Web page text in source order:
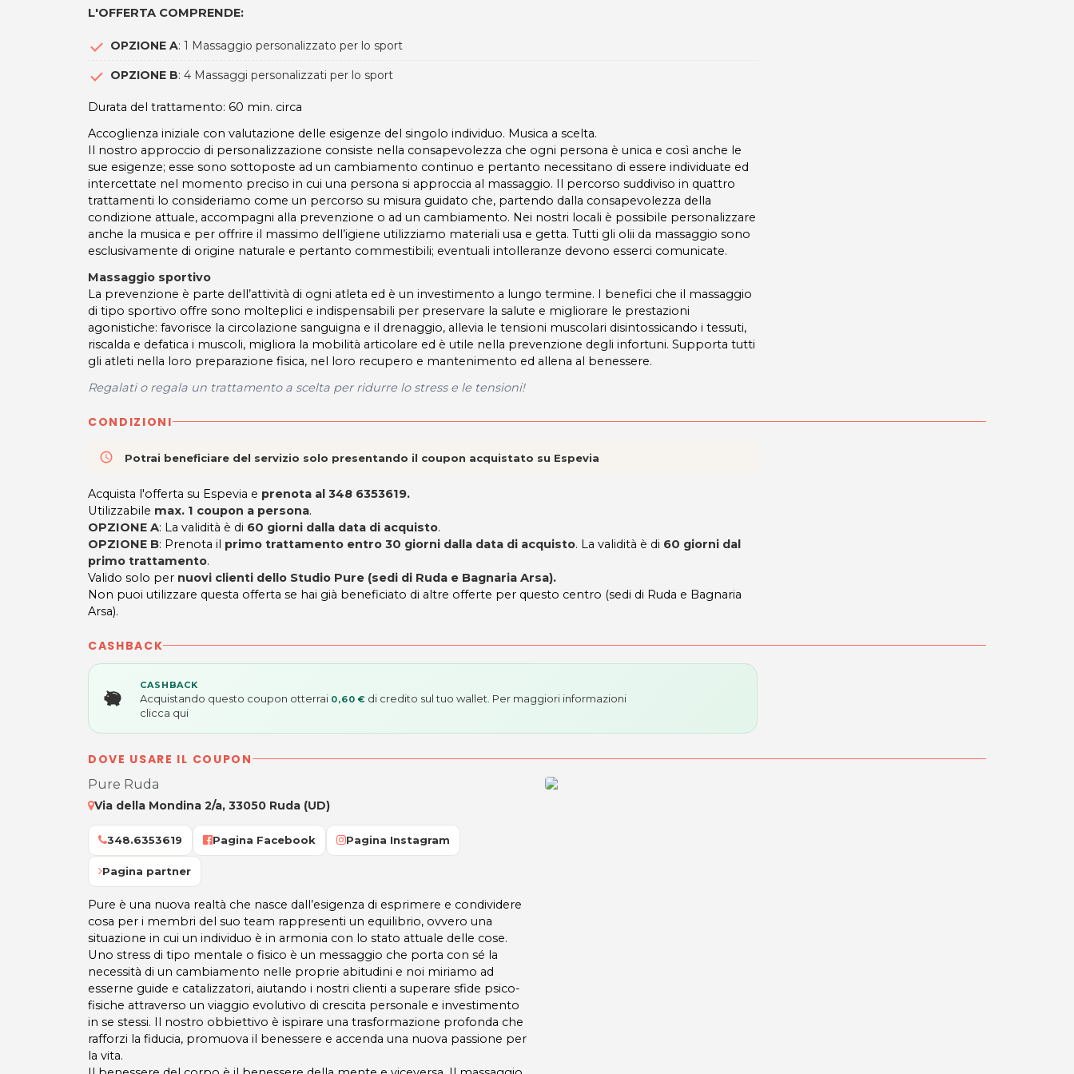
L'OFFERTA COMPRENDE:
OPZIONE A: 1 Massaggio personalizzato per lo sport
OPZIONE B: 4 Massaggi personalizzati per lo sport
Durata del trattamento: 60 min. circa
Accoglienza iniziale con valutazione delle esigenze del singolo individuo. Musica a scelta.
Il nostro approccio di personalizzazione consiste nella consapevolezza che ogni persona è unica e così anche le
sue esigenze; esse sono sottoposte ad un cambiamento continuo e pertanto necessitano di essere individuate ed
intercettate nel momento preciso in cui una persona si approccia al massaggio. Il percorso suddiviso in quattro
trattamenti lo consideriamo come un percorso su misura guidato che, partendo dalla consapevolezza della
condizione attuale, accompagni alla prevenzione o ad un cambiamento. Nei nostri locali è possibile personalizzare
anche la musica e per offrire il massimo dell’igiene utilizziamo materiali usa e getta. Tutti gli olii da massaggio sono
esclusivamente di origine naturale e pertanto commestibili; eventuali intolleranze devono esserci comunicate.
Massaggio sportivo
La prevenzione è parte dell’attività di ogni atleta ed è un investimento a lungo termine. I benefici che il massaggio
di tipo sportivo offre sono molteplici e indispensabili per preservare la salute e migliorare le prestazioni
agonistiche: favorisce la circolazione sanguigna e il drenaggio, allevia le tensioni muscolari disintossicando i tessuti,
riscalda e defatica i muscoli, migliora la mobilità articolare ed è utile nella prevenzione degli infortuni. Supporta tutti
gli atleti nella loro preparazione fisica, nel loro recupero e mantenimento ed allena al benessere.
Regalati o regala un trattamento a scelta per ridurre lo stress e le tensioni!
CONDIZIONI
access_time Potrai beneficiare del servizio solo presentando il coupon acquistato su Espevia
Acquista l'offerta su Espevia e prenota al 348 6353619.
Utilizzabile max. 1 coupon a persona.
OPZIONE A: La validità è di 60 giorni dalla data di acquisto.
OPZIONE B: Prenota il primo trattamento entro 30 giorni dalla data di acquisto. La validità è di 60 giorni dal
primo trattamento.
Valido solo per nuovi clienti dello Studio Pure (sedi di Ruda e Bagnaria Arsa).
Non puoi utilizzare questa offerta se hai già beneficiato di altre offerte per questo centro (sedi di Ruda e Bagnaria
Arsa).
CASHBACK
CASHBACK
Acquistando questo coupon otterrai 0,60 € di credito sul tuo wallet. Per maggiori informazioni
clicca qui
DOVE USARE IL COUPON
Pure Ruda
Via della Mondina 2/a, 33050 Ruda (UD)
348.6353619 Pagina Facebook Pagina Instagram
Pagina partner
Pure è una nuova realtà che nasce dall’esigenza di esprimere e condividere
cosa per i membri del suo team rappresenti un equilibrio, ovvero una
situazione in cui un individuo è in armonia con lo stato attuale delle cose.
Uno stress di tipo mentale o fisico è un messaggio che porta con sé la
necessità di un cambiamento nelle proprie abitudini e noi miriamo ad
esserne guide e catalizzatori, aiutando i nostri clienti a superare sfide psico-
fisiche attraverso un viaggio evolutivo di crescita personale e investimento
in se stessi. Il nostro obbiettivo è ispirare una trasformazione profonda che
rafforzi la fiducia, promuova il benessere e accenda una nuova passione per
la vita.